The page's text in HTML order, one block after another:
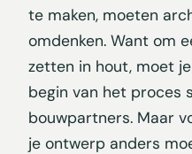
te maken, moeten
omdenken. Want om
zetten in hout, moet
begin van het proces
bouwpartners. Maar
je ontwerp anders